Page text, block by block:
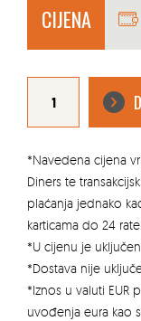
CIJENA
PIJESAK
PJESKARENJE
SIVI
*Navedena cijena
Diners te
plaćanja jednako
karticama do 24 rate
*U cijenu je uključen
*Dostava nije
*Iznos u valuti EUR
uvođenja eura kao